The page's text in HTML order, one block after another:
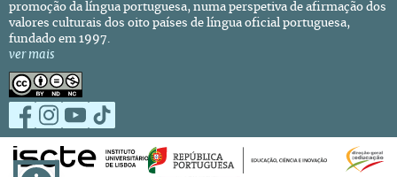
promoção da língua portuguesa, numa perspetiva de afirmação dos
valores culturais dos oito países de língua oficial portuguesa,
fundado em 1997.
ver mais